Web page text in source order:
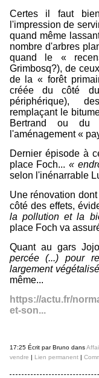
Certes il faut
l'impression de
quand même
nombre d'arbres
quand le «
Grimbosq?), de
de la « forêt
créée du côté
périphérique),
remplaçant le
Bertrand ou
l'aménagement «
Dernier épisode à
place Foch...«
selon l'inénarrable
Une rénovation
côté des effets,
la pollution et la
place Foch va
Quant au gars
percée (...) pour
largement
même...
https://actu.fr/
et-son...
17:25 Écrit par Bruno dans
vendre | Lien permanent|